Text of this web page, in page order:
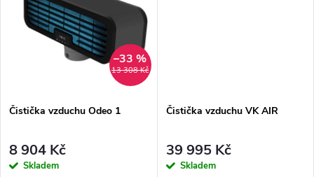
13 308 Kč
–33 %
Čistička vzduchu Odeo 1
8 904 Kč
Skladem
Čistička vzduchu VK AIR
39 995 Kč
Skladem